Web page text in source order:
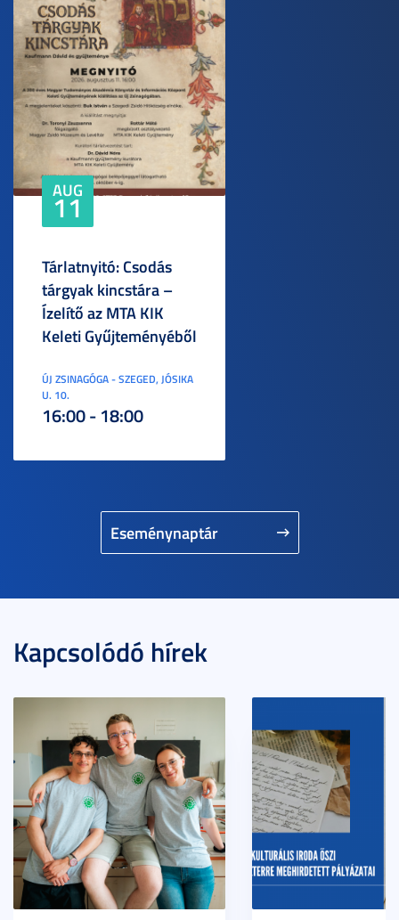
Eseménynaptár
AUG
11
Tárlatnyitó: Csodás
tárgyak kincstára –
Ízelítő az MTA KIK
Keleti Gyűjteményéből
ÚJ ZSINAGÓGA - SZEGED, JÓSIKA
U. 10.
16:00 - 18:00
Kapcsolódó hírek